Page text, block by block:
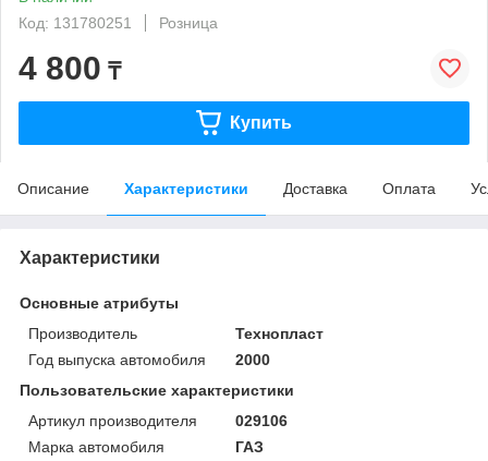
Код: 131780251
Розница
4 800 ₸
Купить
Описание Характеристики Доставка Оплата
Характеристики
Основные атрибуты
Производитель
Технопласт
Год выпуска автомобиля
2000
Пользовательские характеристики
Артикул производителя
029106
Марка автомобиля
ГАЗ